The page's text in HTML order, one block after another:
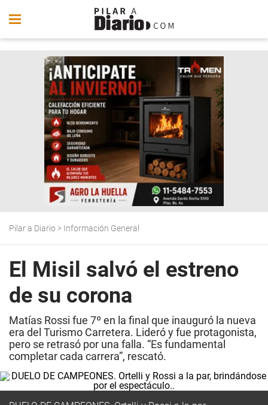
Pilar a Diario > Información General
El Misil salvó el estreno
de su corona
Matías Rossi fue 7º en la final que inauguró la nueva
era del Turismo Carretera. Lideró y fue protagonista,
pero se retrasó por una falla. “Es fundamental
completar cada carrera”, rescató.